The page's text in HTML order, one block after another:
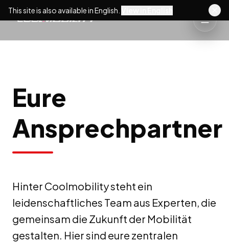
This site is also available in English.
Eure
Ansprechpartner
Hinter Coolmobility steht ein
leidenschaftliches Team aus Experten, die
gemeinsam die Zukunft der Mobilität
gestalten. Hier sind eure zentralen